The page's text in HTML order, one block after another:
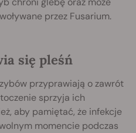
przez Fusarium.
się pleśń
przyprawiają o zawrót
sprzyja ich
aby pamiętać, że infekcje
momencie podczas